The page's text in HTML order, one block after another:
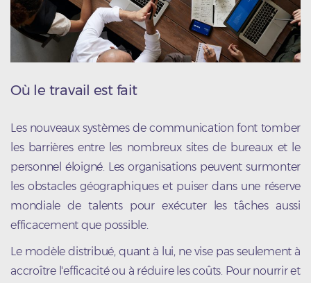
Où le travail est fait
Les nouveaux systèmes de communication font tomber
les barrières entre les nombreux sites de bureaux et le
personnel éloigné. Les organisations peuvent surmonter
les obstacles géographiques et puiser dans une réserve
mondiale de talents pour exécuter les tâches aussi
efficacement que possible.
Le modèle distribué, quant à lui, ne vise pas seulement à
accroître l'efficacité ou à réduire les coûts. Pour nourrir et